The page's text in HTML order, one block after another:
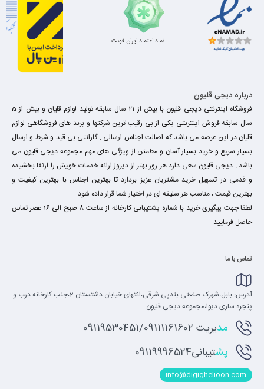
نماد اعتماد ایران فونت
درباره دیجی قلیون
فروشگاه اینترنتی دیجی قلیون با بیش از ۲۱ سال سابقه تولید لوازم قلیان و بیش از 5
سال سابقه فروش اینترنتی یکی از بی رقیب ترین شرکتها و برند های فروشگاهی لوازم
قلیان در این عرصه می باشد که اصالت اجناس ارسالی . گارانتی بی قید و شرط و ارسال
بسیار سریع و خرید بسیار آسان و مطمئن از ویژگی های مهم مجموعه دیجی قلیون می
باشد . دیجی قلیون سعی دارد هر روز بهتر از دیروز ارائه خدمات خویش را ارتقا بخشیده
و قدمی در تسهیل خرید مشتریان عزیز بردارد تا بهترین اجناس با بهترین کیفیت و
بهترین قیمت ، مناسب هر سلیقه ای در اختیار شما قرار داده شود .
لطفا جهت پیگیری خرید با شماره پشتیبانی کارخانه از ساعت 8 صبح الی 16 عصر تماس
حاصل فرمایید
تماس با ما
آدرس: بابل،شهرک صنعتی بندپی شرقی،انتهای خیابان دشتستان 2،جنب کارخانه درب و
پنجره سازی دیوا،مجموعه دیجی قلیون
مدیریت 09119530451/09111161602
پشتیبانی09119996524
info@digighelioon.com